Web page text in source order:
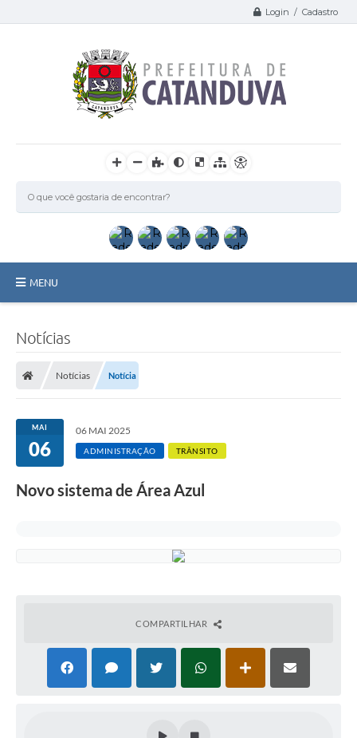
Login / Cadastro
MENU
Licitações / PCA
Transparência
Notícias
Notícias Notícia
MAI
06
06 MAI 2025
ADMINISTRAÇÃO TRÂNSITO
Novo sistema de Área Azul
COMPARTILHAR